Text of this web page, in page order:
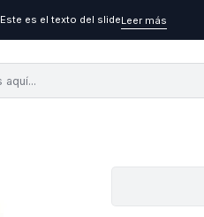
Este es el texto del slideLeer más